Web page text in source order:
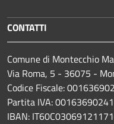
CONTATTI
Comune di Montecchio
Via Roma, 5 - 36075 -
Codice Fiscale:
Partita IVA: 00163690241
IBAN: